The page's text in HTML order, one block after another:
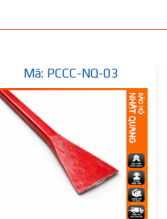
Mã: PCCC-NQ-03